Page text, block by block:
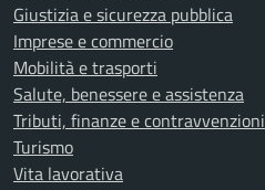
Giustizia e sicurezza pubblica
Imprese e commercio
Mobilità e trasporti
Salute, benessere e assistenza
Tributi, finanze e contravvenzioni
Turismo
Vita lavorativa